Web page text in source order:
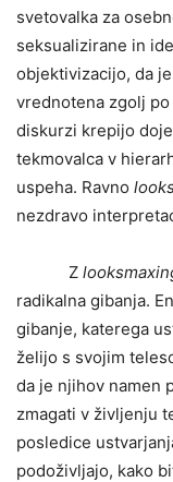
svetovalka za
seksualizirane in
objektivizacijo, da
vrednotena zgolj
diskurzi krepijo
tekmovalca v
uspeha. Ravno
nezdravo
Z
radikalna gibanja.
gibanje, katerega
želijo s svojim
da je njihov namen
zmagati v življenju
posledice
podoživljajo, kako